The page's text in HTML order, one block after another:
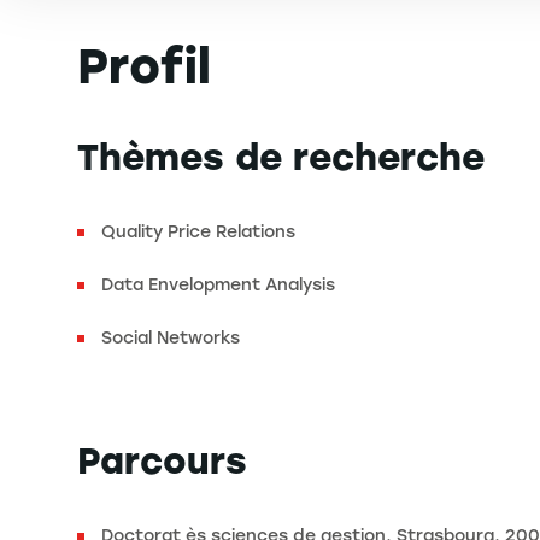
Profil
Thèmes de recherche
Quality Price Relations
Data Envelopment Analysis
Social Networks
Parcours
Doctorat ès sciences de gestion, Strasbourg,